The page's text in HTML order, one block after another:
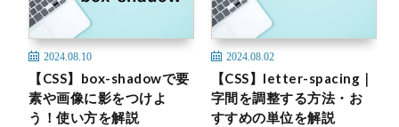
2024.08.10
【CSS】box-shadowで要
素や画像に影をつけよ
う！使い方を解説
2024.08.02
【CSS】letter-spacing｜
字間を調整する方法・お
すすめの単位を解説